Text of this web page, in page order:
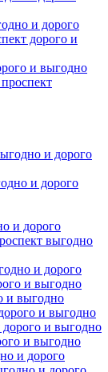
и дорого
дорого и
и выгодно
и дорого
и дорого
и дорого
выгодно
и дорого
и выгодно
и выгодно
и выгодно
дорого и выгодно
и выгодно
и дорого